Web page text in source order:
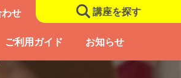
わせ 講座を探す
ご利用ガイド お知らせ